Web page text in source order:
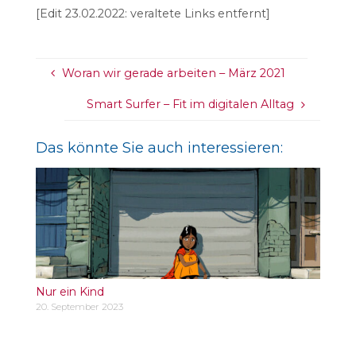
[Edit 23.02.2022: veraltete Links entfernt]
Woran wir gerade arbeiten – März 2021
Smart Surfer – Fit im digitalen Alltag
Das könnte Sie auch interessieren:
Nur ein Kind
20. September 2023